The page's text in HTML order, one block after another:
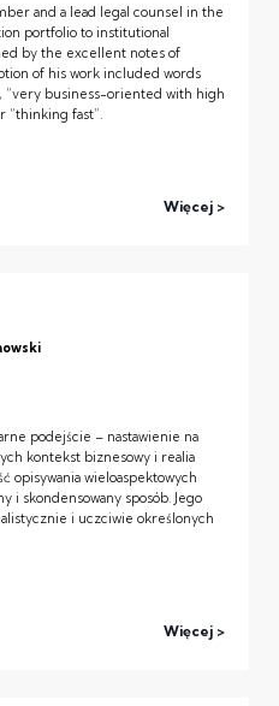
and a lead legal counsel in the
portfolio to institutional
by the excellent notes of
of his work included words
“very business-oriented with high
“thinking fast”.
Więcej
podejście – nastawienie na
kontekst biznesowy i realia
opisywania wieloaspektowych
i skondensowany sposób. Jego
i uczciwie określonych
Więcej